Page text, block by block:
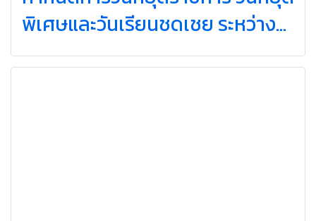
พิเศษและวันเรียนชดเชย ระหว่าง
วันที่ 27-31 กรกฎาคม 2569